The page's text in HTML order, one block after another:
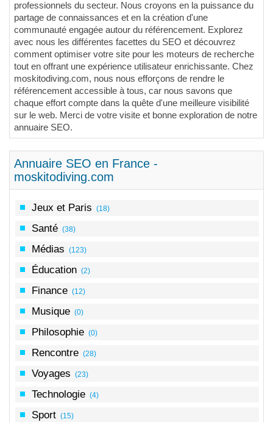
professionnels du secteur. Nous croyons en la puissance du
partage de connaissances et en la création d'une
communauté engagée autour du référencement. Explorez
avec nous les différentes facettes du SEO et découvrez
comment optimiser votre site pour les moteurs de recherche
tout en offrant une expérience utilisateur enrichissante. Chez
moskitodiving.com, nous nous efforçons de rendre le
référencement accessible à tous, car nous savons que
chaque effort compte dans la quête d'une meilleure visibilité
sur le web. Merci de votre visite et bonne exploration de notre
annuaire SEO.
Annuaire SEO en France -
moskitodiving.com
Jeux et Paris (18)
Santé (38)
Médias (123)
Éducation (2)
Finance (12)
Musique (0)
Philosophie (0)
Rencontre (28)
Voyages (23)
Technologie (4)
Sport (15)